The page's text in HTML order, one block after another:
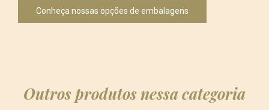
Conheça nossas opções de embalagens
Outros produtos nessa categoria